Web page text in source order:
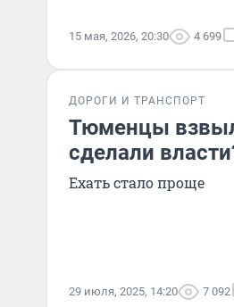
15 мая, 2026, 20:30 4 699
ДОРОГИ И ТРАНСПОРТ
Тюменцы
сделали
Ехать стало проще
29 июля, 2025, 14:20 7 092